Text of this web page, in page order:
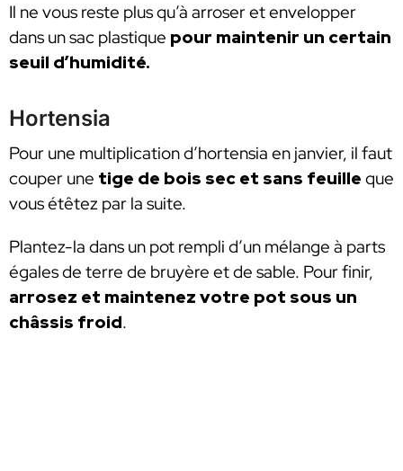
Il ne vous reste plus qu’à arroser et envelopper
dans un sac plastique pour maintenir un certain
seuil d’humidité.
Hortensia
Pour une multiplication d’hortensia en janvier, il faut
couper une tige de bois sec et sans feuille que
vous étêtez par la suite.
Plantez-la dans un pot rempli d’un mélange à parts
égales de terre de bruyère et de sable. Pour finir,
arrosez et maintenez votre pot sous un
châssis froid.